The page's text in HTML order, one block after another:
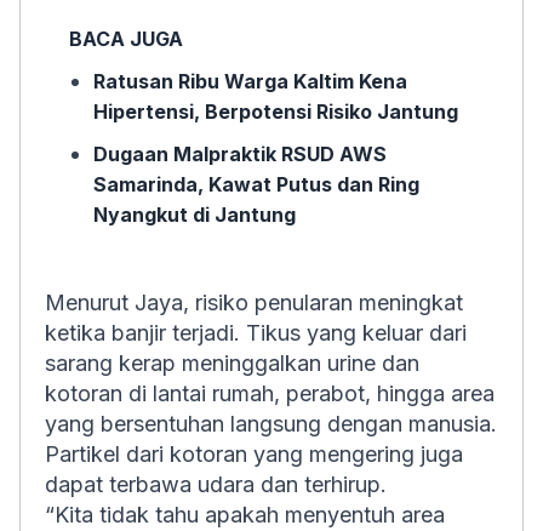
BACA JUGA
Ratusan Ribu Warga Kaltim Kena
Hipertensi, Berpotensi Risiko Jantung
Dugaan Malpraktik RSUD AWS
Samarinda, Kawat Putus dan Ring
Nyangkut di Jantung
Menurut Jaya, risiko penularan meningkat
ketika banjir terjadi. Tikus yang keluar dari
sarang kerap meninggalkan urine dan
kotoran di lantai rumah, perabot, hingga area
yang bersentuhan langsung dengan manusia.
Partikel dari kotoran yang mengering juga
dapat terbawa udara dan terhirup.
“Kita tidak tahu apakah menyentuh area